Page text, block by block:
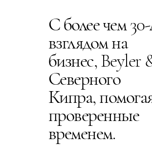
С более чем
взглядом на
бизнес,
Северного
Кипра,
проверенные
временем.